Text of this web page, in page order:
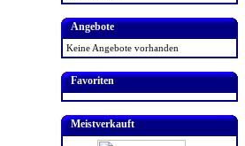
Angebote
Keine Angebote vorhanden
Favoriten
Meistverkauft